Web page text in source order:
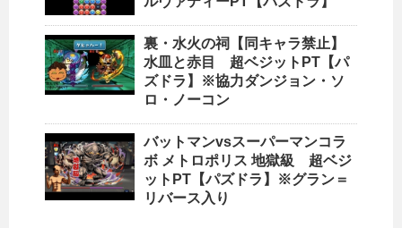
裏・水火の祠【同キャラ禁止】
水皿と赤目 超ベジットPT【パ
ズドラ】※協力ダンジョン・ソ
ロ・ノーコン
バットマンvsスーパーマンコラ
ボ メトロポリス 地獄級 超ベジ
ットPT【パズドラ】※グラン＝
リバース入り